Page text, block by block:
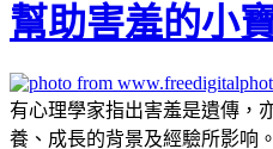
幫助害羞的小
有心理學家指出害羞是遺傳，
養、成長的背景及經驗所影响。